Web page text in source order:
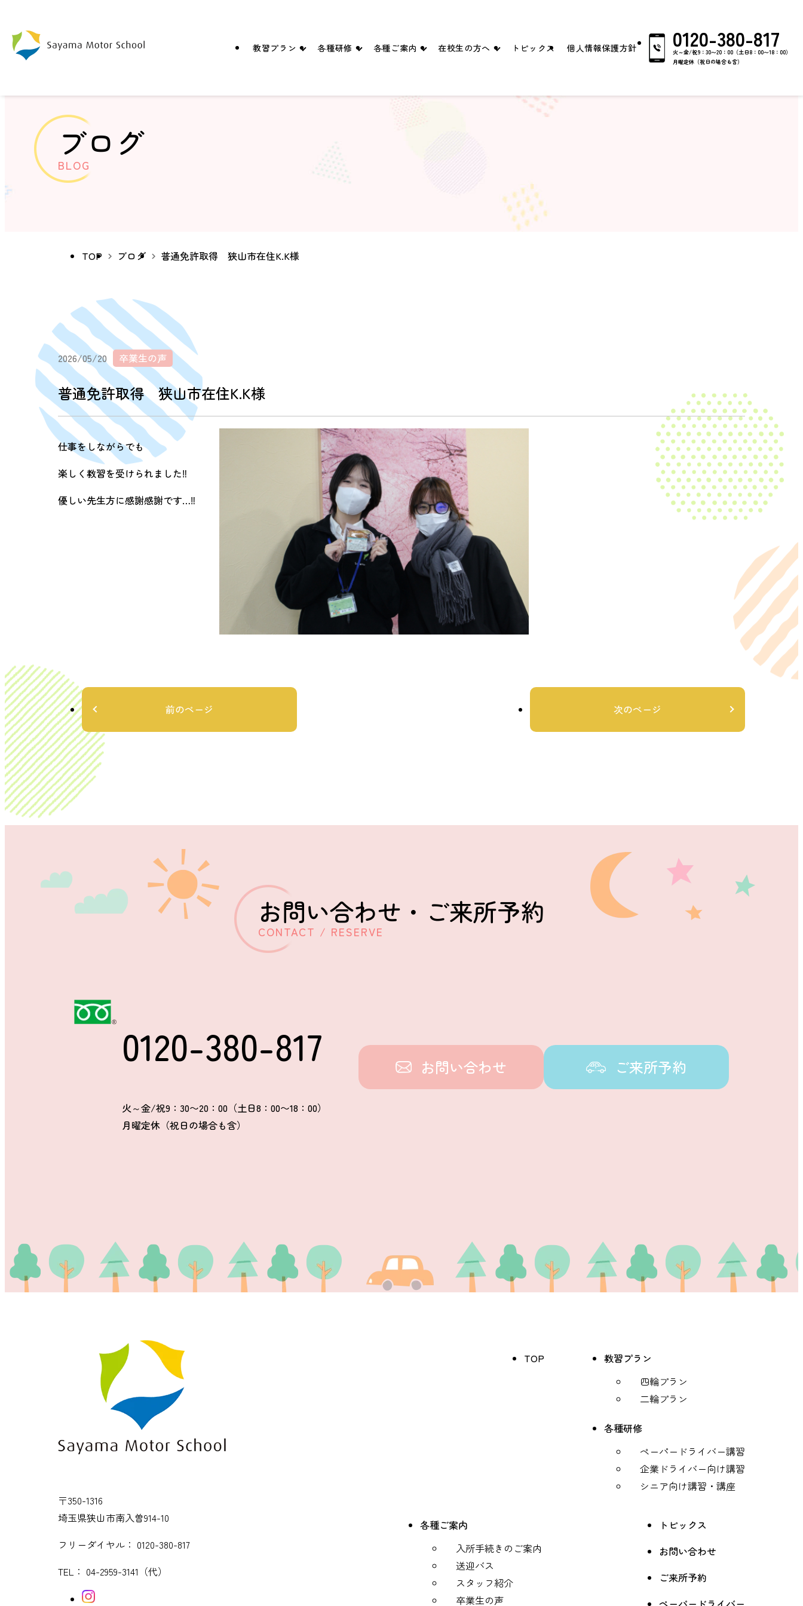
教習プラン 各種研修
シニア向け講習・講座
各種ご案内
スタッフ紹介
在校生の方へ トピックス 個人情報保護方針 0120-380-817
火～金/祝9：30〜20：00（土日8：00〜18：00）
月曜定休（祝日の場合も含）
ブログ
BLOG
TOP ブログ 普通免許取得 狭山市在住K.K様
2026/05/20 卒業生の声
普通免許取得 狭山市在住K.K様
仕事をしながらでも
楽しく教習を受けられました‼︎
優しい先生方に感謝感謝です…‼︎
前のページ 次のページ
お問い合わせ・ ご来所予約
CONTACT / RESERVE
0120-380-817
火～金/祝9：30〜20：00（土日8：00〜18：00）
月曜定休（祝日の場合も含）
お問い合わせ ご来所予約
〒350-1316
埼玉県狭山市南入曽914-10
フリーダイヤル： 0120-380-817
TEL： 04-2959-3141 （代）
TOP
教習プラン
四輪プラン
二輪プラン
各種研修
ペーパードライバー講習
企業ドライバー向け講習
シニア向け講習・講座
各種ご案内
入所手続きのご案内
送迎バス
スタッフ紹介
卒業生の声
トピックス
お問い合わせ
ご来所予約